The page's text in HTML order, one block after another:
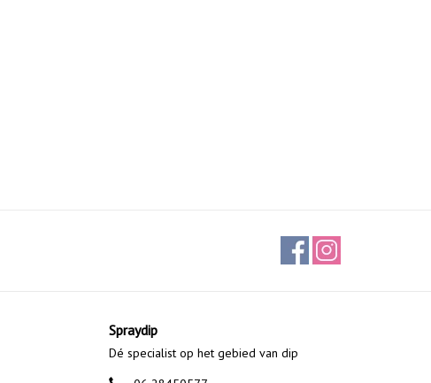
Spraydip
Dé specialist op het gebied van dip